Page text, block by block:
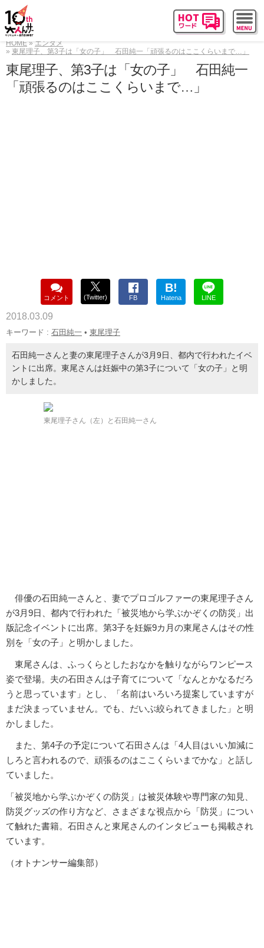
HOME
エンタメ
東尾理子、第3子は「女の子」 石田純一「頑張るのはここくらいまで…」
東尾理子、第3子は「女の子」 石田純一
「頑張るのはここくらいまで…」
コメント (Twitter) FB
B!
Hatena LINE
2018.03.09
キーワード : 石田純一 • 東尾理子
石田純一さんと妻の東尾理子さんが3月9日、都内で行われたイベ
ントに出席。東尾さんは妊娠中の第3子について「女の子」と明
かしました。
東尾理子さん（左）と石田純一さん
俳優の石田純一さんと、妻でプロゴルファーの東尾理子さん
が3月9日、都内で行われた「被災地から学ぶかぞくの防災」出
版記念イベントに出席。第3子を妊娠9カ月の東尾さんはその性
別を「女の子」と明かしました。
東尾さんは、ふっくらとしたおなかを触りながらワンピース
姿で登場。夫の石田さんは子育てについて「なんとかなるだろ
うと思っています」とし、「名前はいろいろ提案していますが
まだ決まっていません。でも、だいぶ絞られてきました」と明
かしました。
また、第4子の予定について石田さんは「4人目はいい加減に
しろと言われるので、頑張るのはここくらいまでかな」と話し
ていました。
「被災地から学ぶかぞくの防災」は被災体験や専門家の知見、
防災グッズの作り方など、さまざまな視点から「防災」につい
て触れた書籍。石田さんと東尾さんのインタビューも掲載され
ています。
（オトナンサー編集部）